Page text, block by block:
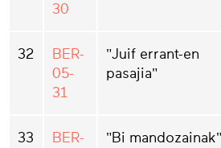
30
32
BER-
05-
31
"Juif errant-en
pasajia"
33
BER-
"Bi